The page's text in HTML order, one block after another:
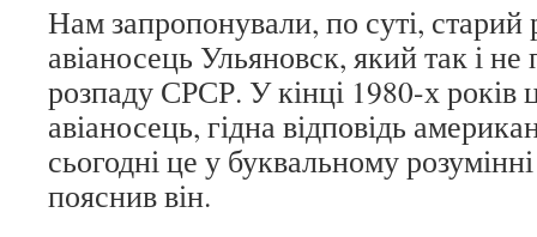
Нам запропонували, по суті, старий
авіаносець Ульяновск, який так і не
розпаду СРСР. У кінці 1980-х років
авіаносець, гідна відповідь
сьогодні це у буквальному
пояснив він.